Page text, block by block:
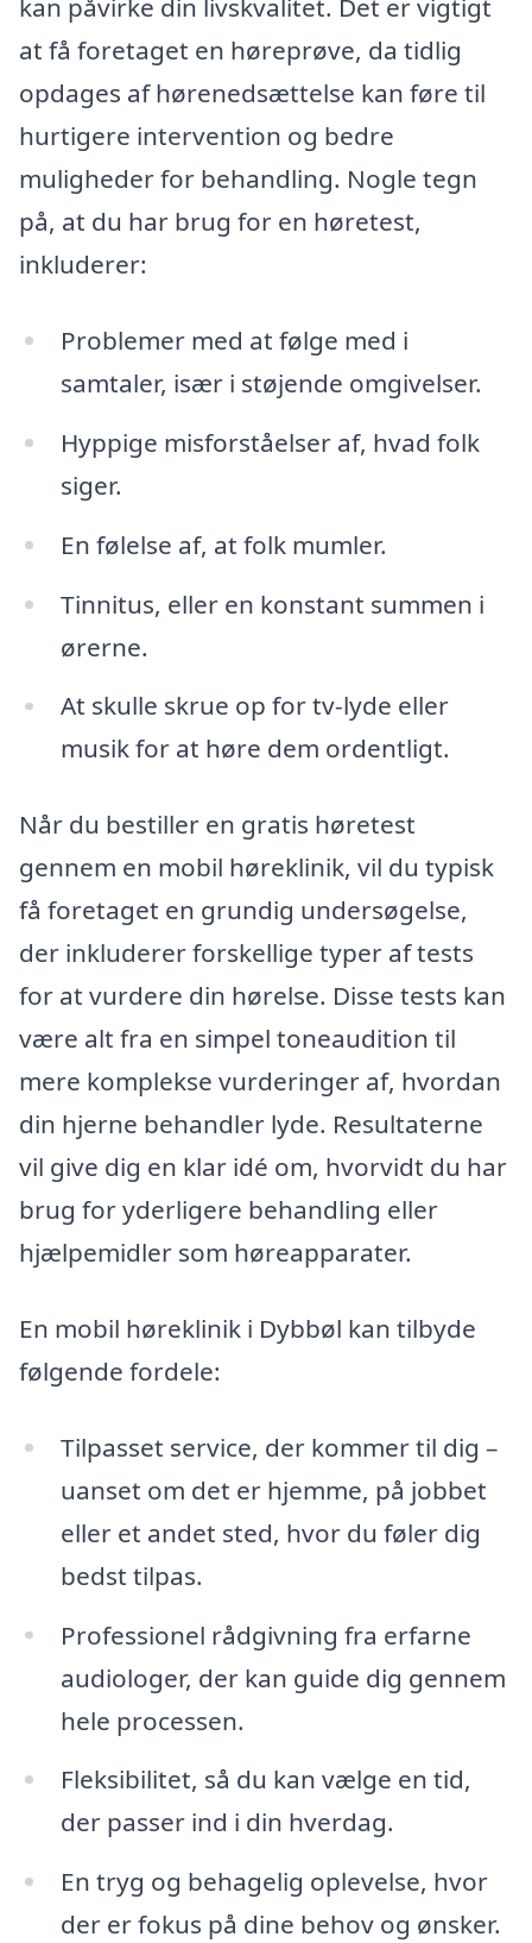
kan påvirke din livskvalitet. Det er vigtigt
at få foretaget en høreprøve, da tidlig
opdages af hørenedsættelse kan føre til
hurtigere intervention og bedre
muligheder for behandling. Nogle tegn
på, at du har brug for en høretest,
inkluderer:
Problemer med at følge med i
samtaler, især i støjende omgivelser.
Hyppige misforståelser af, hvad folk
siger.
En følelse af, at folk mumler.
Tinnitus, eller en konstant summen i
ørerne.
At skulle skrue op for tv-lyde eller
musik for at høre dem ordentligt.
Når du bestiller en gratis høretest
gennem en mobil høreklinik, vil du typisk
få foretaget en grundig undersøgelse,
der inkluderer forskellige typer af tests
for at vurdere din hørelse. Disse tests kan
være alt fra en simpel toneaudition til
mere komplekse vurderinger af, hvordan
din hjerne behandler lyde. Resultaterne
vil give dig en klar idé om, hvorvidt du har
brug for yderligere behandling eller
hjælpemidler som høreapparater.
En mobil høreklinik i Dybbøl kan tilbyde
følgende fordele:
Tilpasset service, der kommer til dig –
uanset om det er hjemme, på jobbet
eller et andet sted, hvor du føler dig
bedst tilpas.
Professionel rådgivning fra erfarne
audiologer, der kan guide dig gennem
hele processen.
Fleksibilitet, så du kan vælge en tid,
der passer ind i din hverdag.
En tryg og behagelig oplevelse, hvor
der er fokus på dine behov og ønsker.